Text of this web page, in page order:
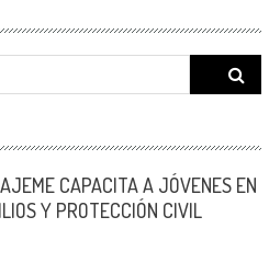
Search
for:
CAPACITA A JÓVENES EN
Y PROTECCIÓN CIVIL